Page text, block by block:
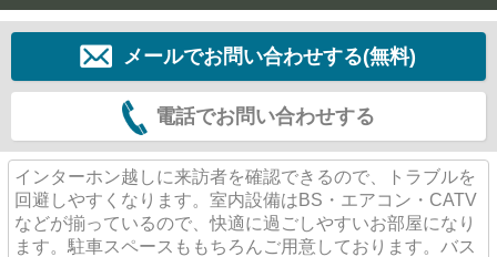
メールでお問い合わせする(無料)
電話でお問い合わせする
インターホン越しに来訪者を確認できるので、トラブルを
回避しやすくなります。室内設備はBS・エアコン・CATV
などが揃っているので、快適に過ごしやすいお部屋になり
ます。駐車スペースももちろんご用意しております。バス